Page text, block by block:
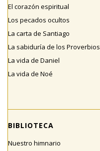
El corazón espiritual
Los pecados ocultos
La carta de Santiago
La sabiduría de los Proverbios
La vida de Daniel
La vida de Noé
BIBLIOTECA
Nuestro himnario